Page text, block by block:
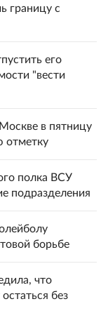
границу с
его
"вести
в пятницу
отметку
полка ВСУ
подразделения
борьбе
что
без